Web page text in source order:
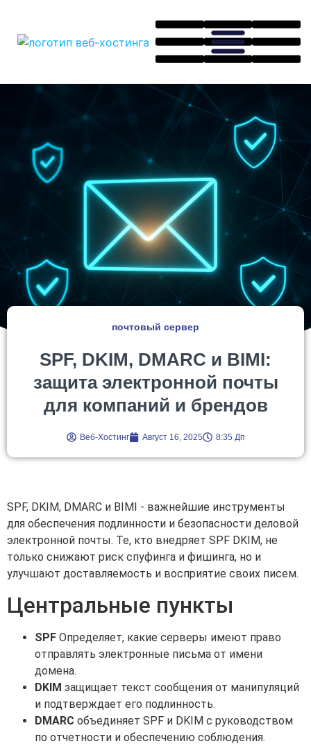
почтовый сервер
SPF, DKIM, DMARC и BIMI:
защита электронной почты
для компаний и брендов
Веб-Хостинг Август 16, 2025 8:35 Дп
SPF, DKIM, DMARC и BIMI - важнейшие инструменты
для обеспечения подлинности и безопасности деловой
электронной почты. Те, кто внедряет SPF DKIM, не
только снижают риск спуфинга и фишинга, но и
улучшают доставляемость и восприятие своих писем.
Центральные пункты
SPF Определяет, какие серверы имеют право
отправлять электронные письма от имени
домена.
DKIM защищает текст сообщения от манипуляций
и подтверждает его подлинность.
DMARC объединяет SPF и DKIM с руководством
по отчетности и обеспечению соблюдения.